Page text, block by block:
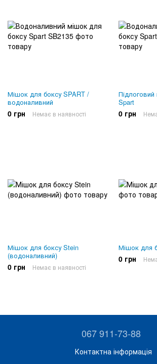
Мішок для боксу SPART /
водоналивний
0 грн Немає в наявності
Spart
0 грн
Мішок для боксу Stein
(водоналивний)
0 грн Немає в наявності
Мішок для
0 грн
067 911-73-88
Контактна інформація